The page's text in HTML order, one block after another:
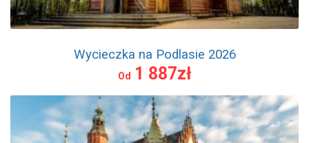
Wycieczka na Podlasie 2026
Od 1 887zł